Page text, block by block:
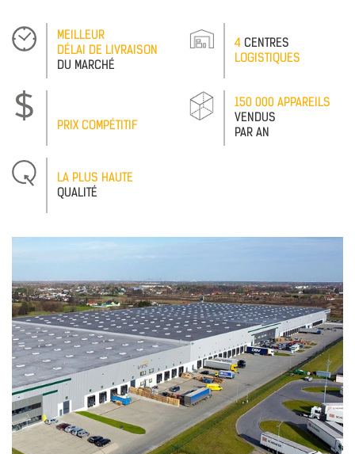
MEILLEUR
DÉLAI DE LIVRAISON
DU MARCHÉ
4 CENTRES
LOGISTIQUES
PRIX COMPÉTITIF
150 000 APPAREILS
VENDUS
PAR AN
LA PLUS HAUTE
QUALITÉ